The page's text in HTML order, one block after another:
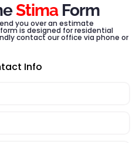
StimaForm
you over an estimate
is designed for residential
contact our office via phone or
Info